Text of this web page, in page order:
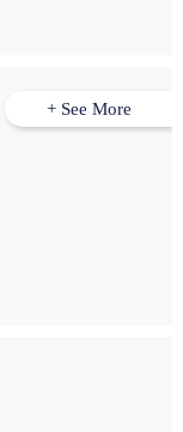
+ See More